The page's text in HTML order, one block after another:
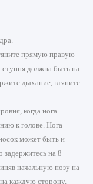
прямую правую
ступня должна быть на
дыхание, втяните
когда нога
к голове. Нога
может быть и
задержитесь на 8
начальную позу на
каждую сторону.